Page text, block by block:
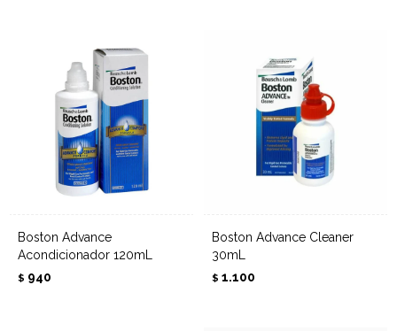
Boston Advance
Acondicionador 120mL
$ 940
Boston Advance Cleaner
30mL
$ 1.100